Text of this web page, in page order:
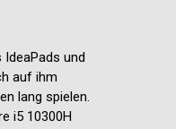
und
auf ihm
lang spielen.
i5 10300H